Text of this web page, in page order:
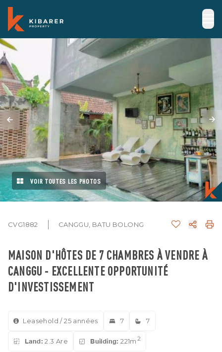
VOIR TOUTES LES PHOTOS
CVG1882 CANGGU, BATU BOLONG
MAISON D'HÔTES DE 7 CHAMBRES À VENDRE À
CANGGU - EXCELLENTE OPPORTUNITÉ
D'INVESTISSEMENT
Leasehold / 25 années 7 7
Land: 2.3 Are Building: 221m 2